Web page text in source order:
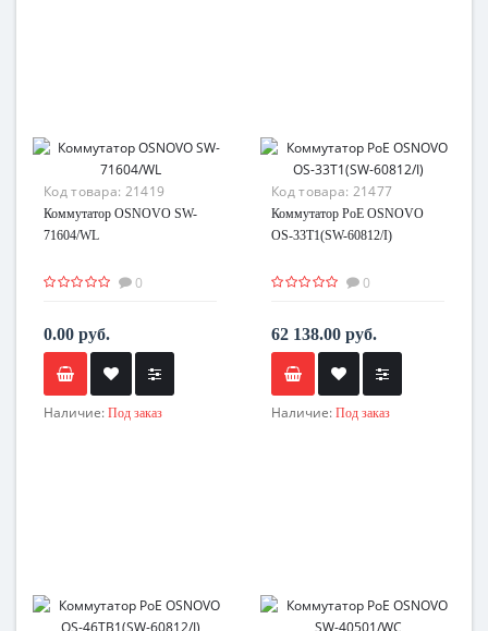
Код товара: 21419
Коммутатор OSNOVO SW-
71604/WL
0
0.00 руб.
Наличие: Под заказ
Код товара: 21477
Коммутатор PoE OSNOVO
OS-33T1(SW-60812/I)
0
62 138.00 руб.
Наличие: Под заказ